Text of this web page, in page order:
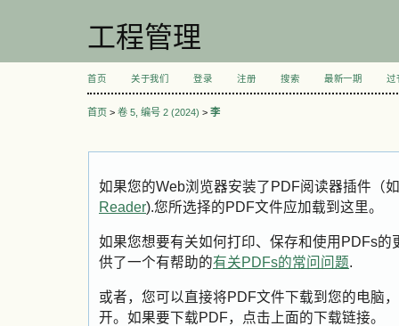
工程管理
首页 关于我们 登录 注册 搜索 最新一期 过
首页 > 卷 5, 编号 2 (2024) > 李
如果您的Web浏览器安装了PDF阅读器插件（
Reader).您所选择的PDF文件应加载到这里。
如果您想要有关如何打印、保存和使用PDFs
供了一个有帮助的有关PDFs的常问问题.
或者，您可以直接将PDF文件下载到您的电脑
开。如果要下载PDF，点击上面的下载链接。